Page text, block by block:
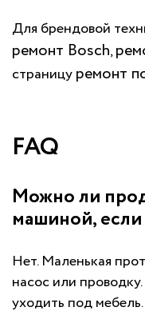
Для брендовой
ремонт Bosch,
страницуремонт
FAQ
Можно ли
машиной,
Нет. Маленькая
насос или
уходить под мебель.